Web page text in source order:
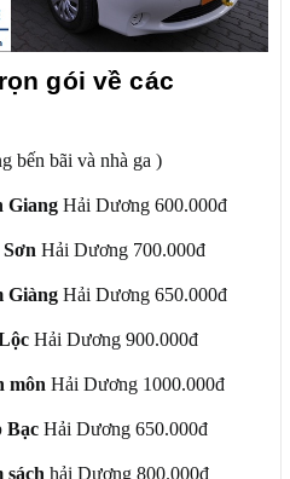
gói về các
bến bãi và nhà ga )
Giang Hải Dương 600.000đ
Hải Dương 700.000đ
Giàng Hải Dương 650.000đ
Hải Dương 900.000đ
môn Hải Dương 1000.000đ
Bạc Hải Dương 650.000đ
sách hải Dương 800.000đ